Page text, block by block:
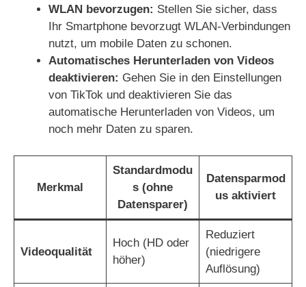
WLAN bevorzugen: Stellen Sie sicher, dass
Ihr Smartphone bevorzugt WLAN-Verbindungen
nutzt, um mobile Daten zu schonen.
Automatisches Herunterladen von Videos
deaktivieren: Gehen Sie in den Einstellungen
von TikTok und deaktivieren Sie das
automatische Herunterladen von Videos, um
noch mehr Daten zu sparen.
Merkmal
Standardmodu
s (ohne
Datensparer)
Datensparmod
us aktiviert
Videoqualität
Hoch (HD oder
höher)
Reduziert
(niedrigere
Auflösung)